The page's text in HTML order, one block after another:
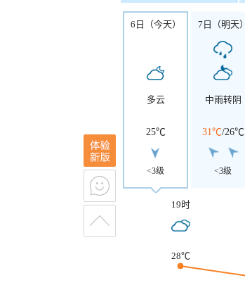
6日（今天）
多云
25℃
<3级
7日（明天）
中雨转阴
31℃/26℃
<3级
19时
28℃